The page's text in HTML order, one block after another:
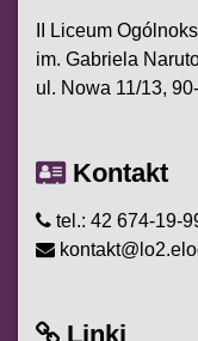
II Liceum
im. Gabriela
ul. Nowa 11/13,
Kontakt
tel.: 42 674-19-
Linki